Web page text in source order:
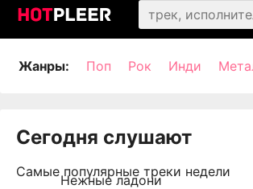
Жанры: Поп Рок Инди
Сегодня слушают
Самые популярные треки недели
Нежные ладони